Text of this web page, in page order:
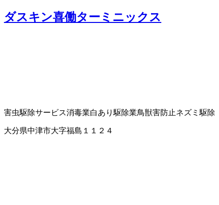
ダスキン喜働ターミニックス
害虫駆除サービス消毒業白あり駆除業鳥獣害防止ネズミ駆除
大分県中津市大字福島１１２４